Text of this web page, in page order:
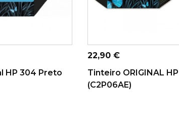
HP 304 Preto
CARRINHO
Preço
22,90 €
Tinteiro ORIGINAL
(C2P06AE)